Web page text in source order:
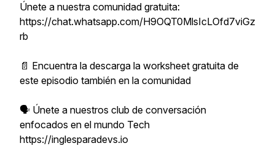
Únete a nuestra comunidad gratuita:
https://chat.whatsapp.com/H9OQT0MlsIcLOfd7viGz
rb
📄 Encuentra la descarga la worksheet gratuita de
este episodio también en la comunidad
🗣️ Únete a nuestros club de conversación
enfocados en el mundo Tech
https://inglesparadevs.io